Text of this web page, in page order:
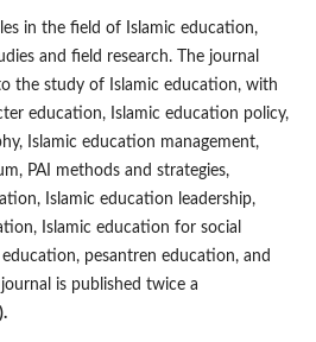
in the field of Islamic education,
and field research. The journal
the study of Islamic education, with
education, Islamic education policy,
Islamic education management,
PAI methods and strategies,
Islamic education leadership,
Islamic education for social
pesantren education, and
is published twice a